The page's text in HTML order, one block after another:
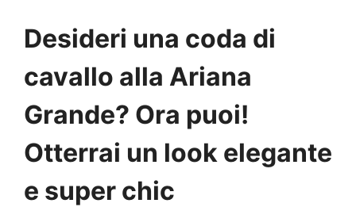
Desideri una coda di
cavallo alla Ariana
Grande? Ora puoi!
Otterrai un look elegante
e super chic